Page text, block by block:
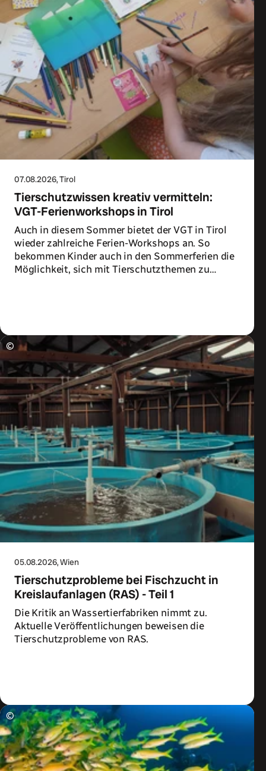
07.08.2026, Tirol
Tierschutzwissen kreativ vermitteln:
VGT-Ferienworkshops in Tirol
Auch in diesem Sommer bietet der VGT in Tirol
wieder zahlreiche Ferien-Workshops an. So
bekommen Kinder auch in den Sommerferien die
Möglichkeit, sich mit Tierschutzthemen zu
©
05.08.2026, Wien
Tierschutzprobleme bei Fischzucht in
Kreislaufanlagen (RAS) - Teil 1
Die Kritik an Wassertierfabriken nimmt zu.
Aktuelle Veröffentlichungen beweisen die
Tierschutzprobleme von RAS.
©